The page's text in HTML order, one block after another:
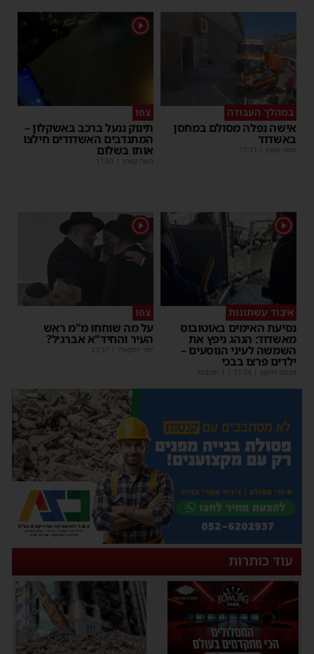
במהלך העבודה
אישה נפלה מסולם במחסן
באשדוד
משה קאהן 17:31
1
צפו
תינוק ננעל ברכב באשקלון –
המתנדבים האשדודים חילצו
אותו בשלום
משה קאהן 11:53
1
איבוד עשתונות
נסיעת האימים באוטובוס
מאשדוד: הנהג ניפץ את
השמשה לעיני הנוסעים –
ילדים פרצו בבכי
מנחם דויטש 11:34
1
צפו
על מה שוחחו מ"מ ראש
העיר והחיד"א אברג׳ל?
יוסי יחזקאלי 23:37
עוד כותרות